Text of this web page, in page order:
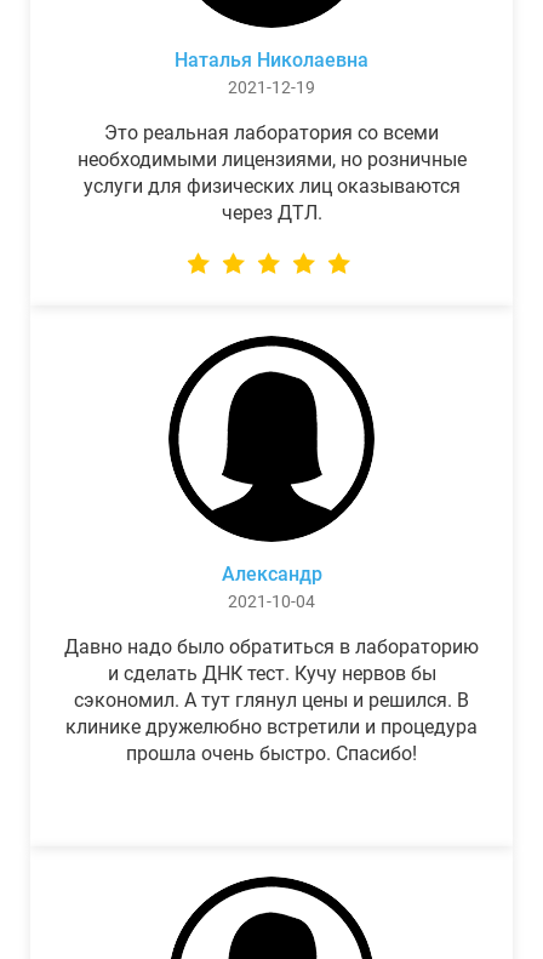
Наталья Николаевна
2021-12-19
Это реальная лаборатория со всеми
необходимыми лицензиями, но розничные
услуги для физических лиц оказываются
через ДТЛ.
Александр
2021-10-04
Давно надо было обратиться в лабораторию
и сделать ДНК тест. Кучу нервов бы
сэкономил. А тут глянул цены и решился. В
клинике дружелюбно встретили и процедура
прошла очень быстро. Спасибо!